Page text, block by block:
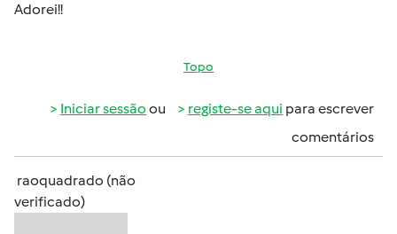
Adorei!!
Topo
Iniciar sessão ou registe-se aqui para escrever
comentários
raoquadrado (não
verificado)